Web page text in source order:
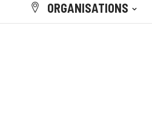
ORGANISATIONS